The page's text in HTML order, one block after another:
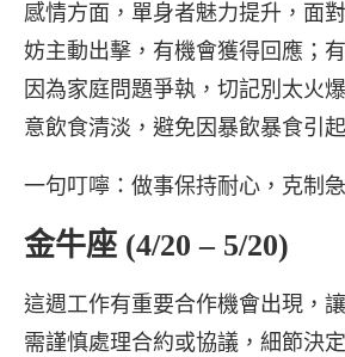
感情方面，單身者魅力提升，面
妨主動出擊，有機會獲得回應；
因為家庭問題爭執，切記別太火
意飲食清淡，避免因暴飲暴食引
一句叮嚀：做事保持耐心，克制急
金牛座 (4/20 – 5/20)
這週工作有重要合作機會出現，
需謹慎處理合約或協議，細節決